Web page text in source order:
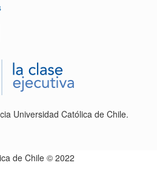
Universidad Católica de Chile.
de Chile © 2022